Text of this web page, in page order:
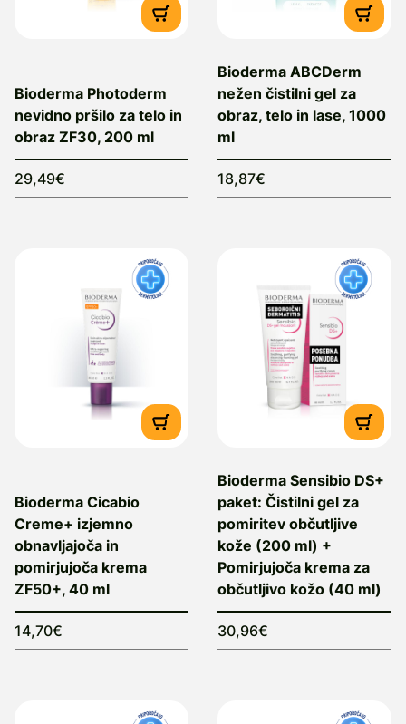
Bioderma Photoderm
nevidno pršilo za telo in
obraz ZF30, 200 ml
29,49€
Bioderma ABCDerm
nežen čistilni gel za
obraz, telo in lase, 1000
ml
18,87€
Bioderma Cicabio
Creme+ izjemno
obnavljajoča in
pomirjujoča krema
ZF50+, 40 ml
14,70€
Bioderma Sensibio DS+
paket: Čistilni gel za
pomiritev občutljive
kože (200 ml) +
Pomirjujoča krema za
občutljivo kožo (40 ml)
30,96€